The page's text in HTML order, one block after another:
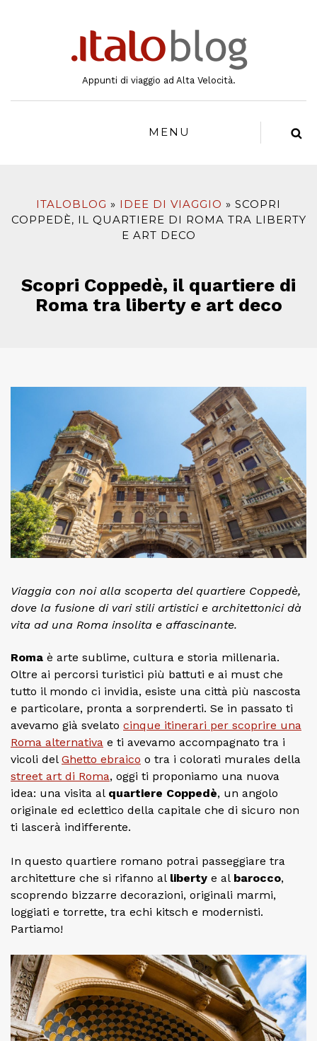
Appunti di viaggio ad Alta Velocità.
MENU
ITALOBLOG IDEE DI VIAGGIO
SCOPRI
COPPEDÈ, IL QUARTIERE DI ROMA TRA LIBERTY
E ART DECO
Scopri Coppedè, il quartiere di
Roma tra liberty e art deco
Viaggia con noi alla scoperta del quartiere Coppedè,
dove la fusione di vari stili artistici e architettonici dà
vita ad una Roma insolita e affascinante.
Roma è arte sublime, cultura e storia millenaria.
Oltre ai percorsi turistici più battuti e ai must che
tutto il mondo ci invidia, esiste una città più nascosta
e particolare, pronta a sorprenderti. Se in passato ti
avevamo già svelato cinque itinerari per scoprire una
Roma alternativa e ti avevamo accompagnato tra i
vicoli del Ghetto ebraico o tra i colorati murales della
street art di Roma, oggi ti proponiamo una nuova
idea: una visita al quartiere Coppedè, un angolo
originale ed eclettico della capitale che di sicuro non
ti lascerà indifferente.
In questo quartiere romano potrai passeggiare tra
architetture che si rifanno al liberty e al barocco,
scoprendo bizzarre decorazioni, originali marmi,
loggiati e torrette, tra echi kitsch e modernisti.
Partiamo!